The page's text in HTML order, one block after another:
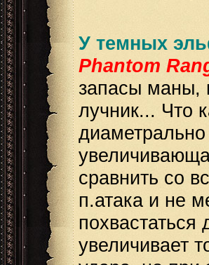
У темных
Phantom
запасы маны,
лучник... Что
сравнить со
п.атака и не
увеличивает